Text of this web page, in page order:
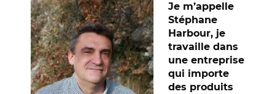
Je m’appelle
Stéphane
Harbour, je
travaille dans
une entreprise
qui importe
des produits